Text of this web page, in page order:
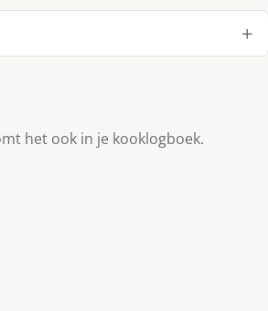
het ook in je kooklogboek.